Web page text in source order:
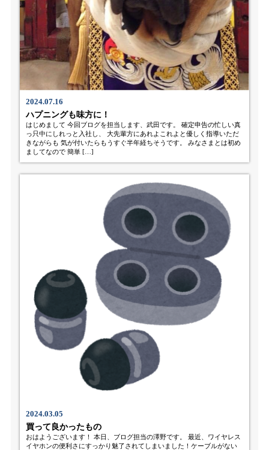
2024.07.16
ハプニングも味方に！
はじめまして 今回ブログを担当します、武田です。 確定申告の忙しい真
っ只中にしれっと入社し、 大先輩方にあれよこれよと優しく指導いただ
きながらも 気が付いたらもうすぐ半年経ちそうです。 みなさまとは初め
ましてなので 簡単 […]
2024.03.05
買って良かったもの
おはようございます！ 本日、ブログ担当の澤野です。 最近、ワイヤレス
イヤホンの便利さにすっかり魅了されてしまいました！ケーブルがない